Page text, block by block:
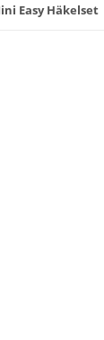
Easy Häkelset